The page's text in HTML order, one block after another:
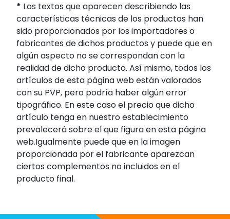
* Los textos que aparecen describiendo las
características técnicas de los productos han
sido proporcionados por los importadores o
fabricantes de dichos productos y puede que en
algún aspecto no se correspondan con la
realidad de dicho producto. Así mismo, todos los
artículos de esta página web están valorados
con su PVP, pero podría haber algún error
tipográfico. En este caso el precio que dicho
artículo tenga en nuestro establecimiento
prevalecerá sobre el que figura en esta página
web.Igualmente puede que en la imagen
proporcionada por el fabricante aparezcan
ciertos complementos no incluidos en el
producto final.